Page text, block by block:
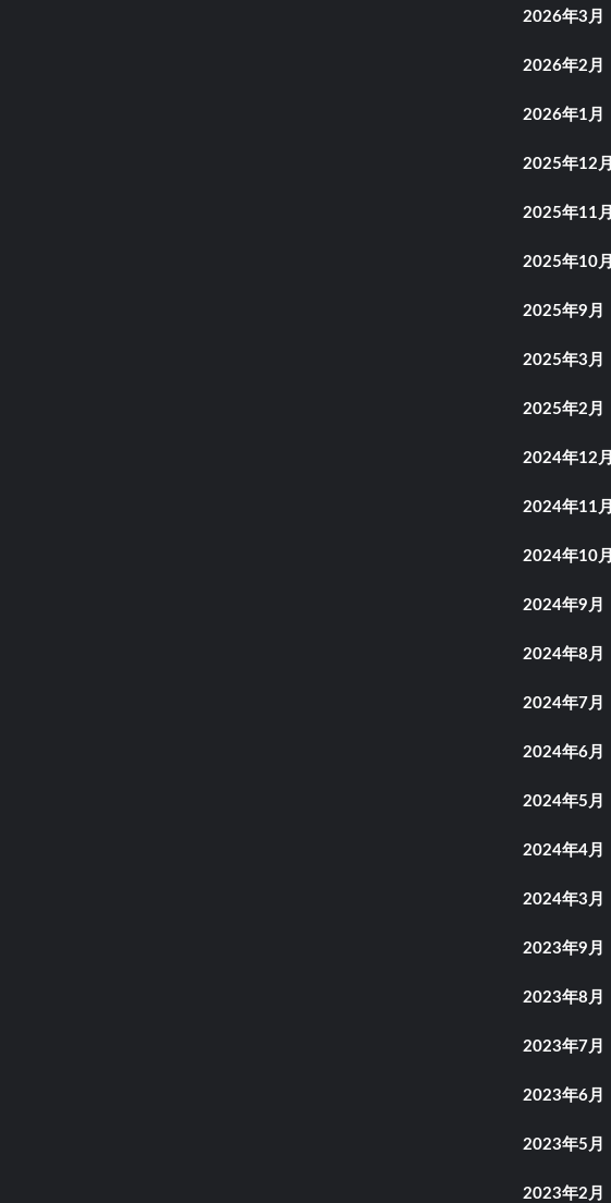
2026年3月
2026年2月
2026年1月
2025年12月
2025年11月
2025年10月
2025年9月
2025年3月
2025年2月
2024年12月
2024年11月
2024年10月
2024年9月
2024年8月
2024年7月
2024年6月
2024年5月
2024年4月
2024年3月
2023年9月
2023年8月
2023年7月
2023年6月
2023年5月
2023年2月